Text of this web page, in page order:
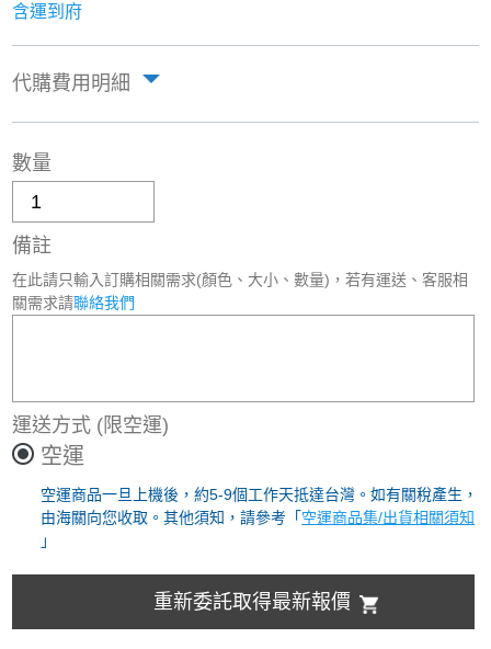
含運到府
代購費用明細
數量
備註
在此請只輸入訂購相關需求(顏色、大小、數量)，若有運送、客服相
關需求請聯絡我們
運送方式 (限空運)
空運
空運商品一旦上機後，約5-9個工作天抵達台灣。如有關稅產生，
由海關向您收取。其他須知，請參考「 空運商品集/出貨相關須知
」
重新委託取得最新報價